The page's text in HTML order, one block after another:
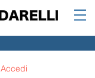
Accedi